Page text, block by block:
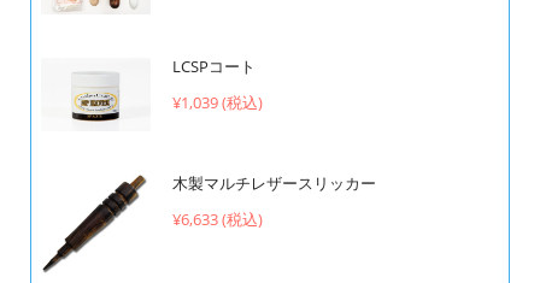
LCSPコート
¥1,039 (税込)
木製マルチレザースリッカー
¥6,633 (税込)